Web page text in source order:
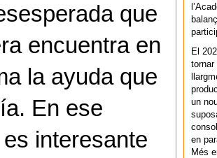
que
encuentra en
la ayuda que
En ese
interesante
El
un
en
Més